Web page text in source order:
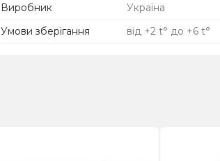
Виробник Україна
Умови зберігання
від +2 t° до +6 t°